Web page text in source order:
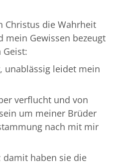
Christus die Wahrheit
mein Gewissen bezeugt
unablässig leidet mein
verflucht und von
um meiner Brüder
nach mit mir
damit haben sie die